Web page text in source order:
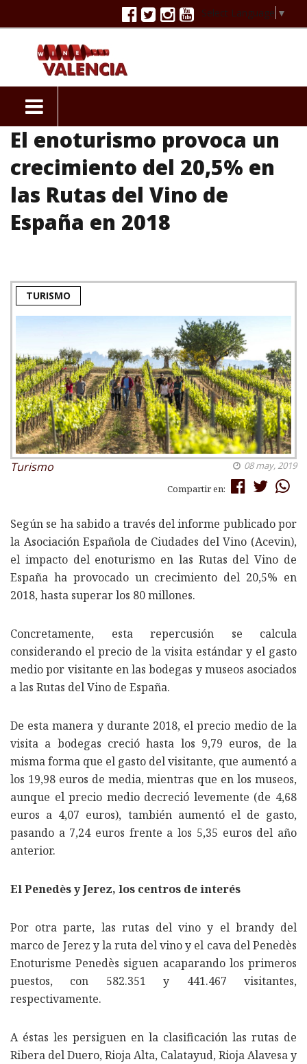
Select Language ▼
El enoturismo provoca un
crecimiento del 20,5% en
las Rutas del Vino de
España en 2018
TURISMO
Turismo
08 may, 2019
Compartir en:
Según se ha sabido a través del informe publicado por
la Asociación Española de Ciudades del Vino (Acevin),
el impacto del enoturismo en las Rutas del Vino de
España ha provocado un crecimiento del 20,5% en
2018, hasta superar los 80 millones.
Concretamente, esta repercusión se calcula
considerando el precio de la visita estándar y el gasto
medio por visitante en las bodegas y museos asociados
a las Rutas del Vino de España.
De esta manera y durante 2018, el precio medio de la
visita a bodegas creció hasta los 9,79 euros, de la
misma forma que el gasto del visitante, que aumentó a
los 19,98 euros de media, mientras que en los museos,
aunque el precio medio decreció levemente (de 4,68
euros a 4,07 euros), también aumentó el de gasto,
pasando a 7,24 euros frente a los 5,35 euros del año
anterior.
El Penedès y Jerez, los centros de interés
Por otra parte, las rutas del vino y el brandy del
marco de Jerez y la ruta del vino y el cava del Penedès
Enoturisme Penedès siguen acaparando los primeros
puestos, con 582.351 y 441.467 visitantes,
respectivamente.
A éstas les persiguen en la clasificación las rutas de
Ribera del Duero, Rioja Alta, Calatayud, Rioja Alavesa y